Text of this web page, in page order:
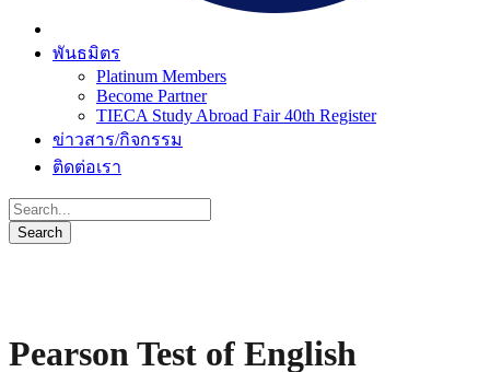
พันธมิตร
Platinum Members
Become Partner
TIECA Study Abroad Fair 40th Register
ข่าวสาร/กิจกรรม
ติดต่อเรา
Pearson Test of English